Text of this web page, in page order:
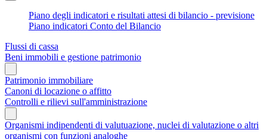
Piano degli indicatori e risultati attesi di bilancio - previsione
Piano indicatori Conto del Bilancio
Flussi di cassa
Beni immobili e gestione patrimonio
Patrimonio immobiliare
Canoni di locazione o affitto
Controlli e rilievi sull'amministrazione
Organismi indipendenti di valutuazione, nuclei di valutazione o altri
organismi con funzioni analoghe